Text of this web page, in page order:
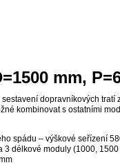
mm,
dopravníkových
kombinovat s ostatními
spádu – výškové seřízení
délkové moduly (1000,